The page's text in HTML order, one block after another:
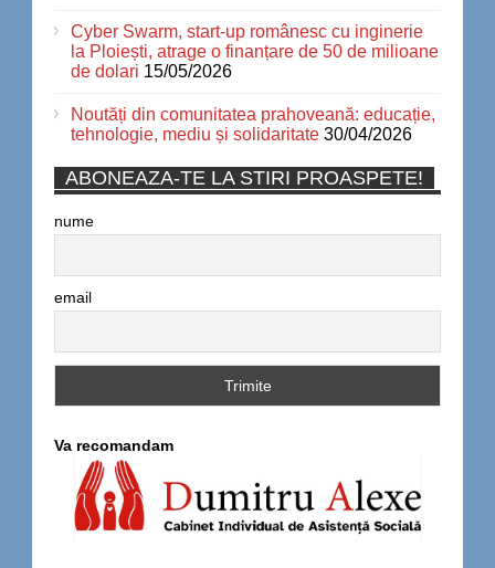
Cyber Swarm, start-up românesc cu inginerie
la Ploiești, atrage o finanțare de 50 de milioane
de dolari 15/05/2026
Noutăți din comunitatea prahoveană: educație,
tehnologie, mediu și solidaritate 30/04/2026
ABONEAZA-TE LA STIRI PROASPETE!
nume
email
Va recomandam